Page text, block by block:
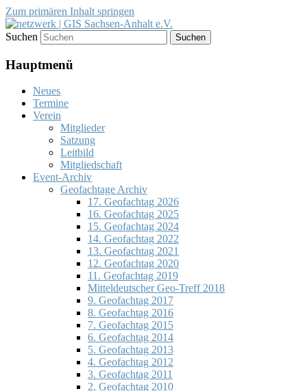
Zum primären Inhalt springen
netzwerk | GIS Sachsen-Anhalt
e.V.
Förderung des Einsatzes von
Geoinformationssystemen (GIS) und der
Entwicklung von Geodateninfrastrukturen
(GDI)
Suchen
Hauptmenü
Neues
Termine
Verein
Mitglieder
Satzung
Leitbild
Mitgliedschaft
Event-Archiv
Geofachtage Archiv
17. Geofachtag 2026
16. Geofachtag 2025
15. Geofachtag 2024
14. Geofachtag 2022
13. Geofachtag 2021
12. Geofachtag 2020
11. Geofachtag 2019
Mitteldeutscher Geo-Treff 2018
9. Geofachtag 2017
8. Geofachtag 2016
7. Geofachtag 2015
6. Geofachtag 2014
5. Geofachtag 2013
4. Geofachtag 2012
3. Geofachtag 2011
2. Geofachtag 2010